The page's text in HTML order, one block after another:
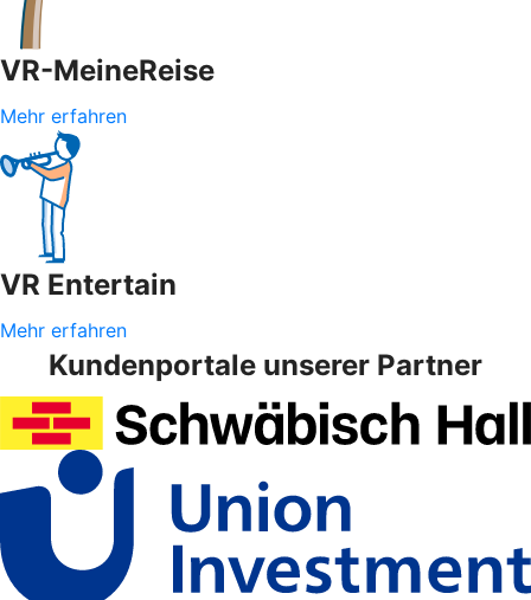
VR-MeineReise
Mehr erfahren
VR Entertain
Mehr erfahren
Kundenportale unserer Partner